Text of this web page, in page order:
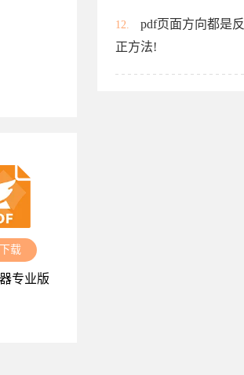
专业版
载
12.
pdf页面方向都是
正方法!